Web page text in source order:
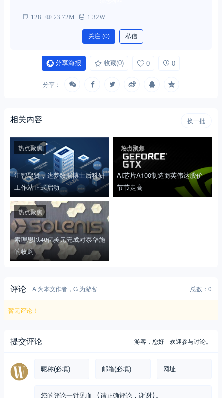
128 23.72M 1.32W
关注 (0) 私信
分享海报 收藏(0) 0 0
分享：
相关内容 换一批
汇智聚贤，达梦数据博士后科研
工作站正式启动
热点聚焦
AI芯片A100制造商英伟达股价
节节走高
热点聚焦
索理思以46亿美元完成对泰华施
的收购
热点聚焦
评论 A 为本文作者，G 为游客 总数：0
暂无评论！
提交评论 游客，您好，欢迎参与讨论。